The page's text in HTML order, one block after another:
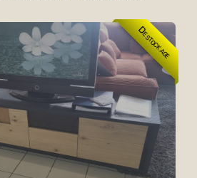
Destockage